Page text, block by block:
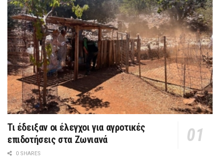
Τι έδειξαν οι έλεγχοι για αγροτικές
επιδοτήσεις στα Ζωνιανά
0 SHARES